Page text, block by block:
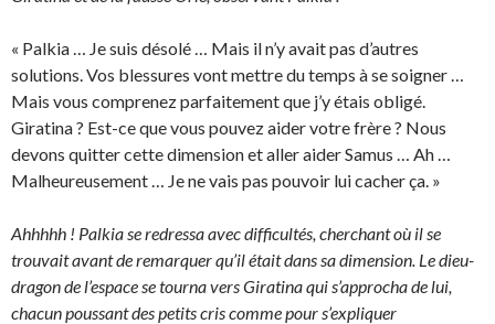
« Palkia … Je suis désolé … Mais il n’y avait pas d’autres
solutions. Vos blessures vont mettre du temps à se soigner …
Mais vous comprenez parfaitement que j’y étais obligé.
Giratina ? Est-ce que vous pouvez aider votre frère ? Nous
devons quitter cette dimension et aller aider Samus … Ah …
Malheureusement … Je ne vais pas pouvoir lui cacher ça. »
Ahhhhh ! Palkia se redressa avec difficultés, cherchant où il se
trouvait avant de remarquer qu’il était dans sa dimension. Le dieu-
dragon de l’espace se tourna vers Giratina qui s’approcha de lui,
chacun poussant des petits cris comme pour s’expliquer